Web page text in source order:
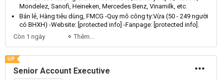
Mondelez, Sanofi, Heineken, Mercedes Benz, Vinamilk, etc.
Bán lẻ, Hàng tiêu dùng, FMCG -Quy mô công ty:Vừa (50 - 249 người
có BHXH) -Website: [protected info] -Fanpage: [protected info].
Còn 1 ngày
Thêm...
UP
Senior Account Executive